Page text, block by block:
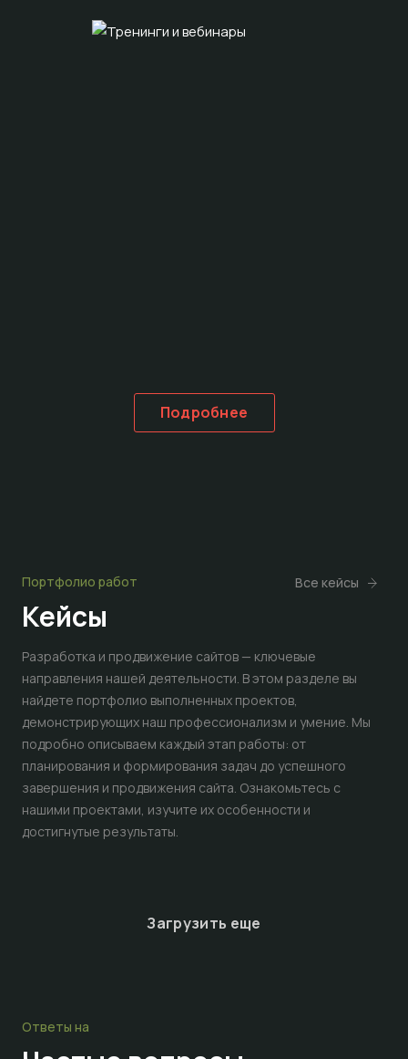
Подробнее
Портфолио работ
Кейсы
Все кейсы
Разработка и продвижение сайтов — ключевые
направления нашей деятельности. В этом разделе вы
найдете портфолио выполненных проектов,
демонстрирующих наш профессионализм и умение. Мы
подробно описываем каждый этап работы: от
планирования и формирования задач до успешного
завершения и продвижения сайта. Ознакомьтесь с
нашими проектами, изучите их особенности и
достигнутые результаты.
Загрузить еще
Ответы на